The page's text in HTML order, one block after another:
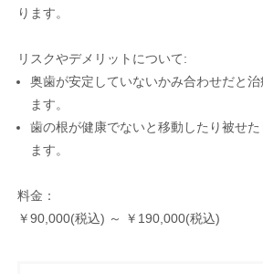
ります。
リスクやデメリットについて:
奥歯が安定していないかみ合わせだと
ます。
歯の根が健康でないと移動したり被せ
ます。
料金：
￥90,000(税込) ～ ￥190,000(税込)